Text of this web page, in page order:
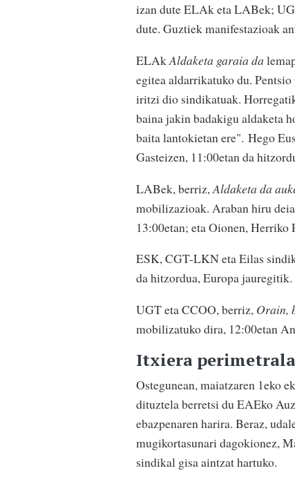
izan dute ELAk eta LABek;
dute. Guztiek manifestazioak
ELAkAldaketa garaia da
egitea aldarrikatuko du.
iritzi dio sindikatuak.
baina jakin badakigu aldaketa
baita lantokietan ere". Hego
Gasteizen, 11:00etan da
LABek, berriz, Aldaketa da
mobilizazioak. Araban hiru
13:00etan; eta Oionen, Herriko
ESK, CGT-LKN eta Eilas
da hitzordua, Europa jauregitik.
UGT eta CCOO, berriz, Orain,
mobilizatuko dira, 12:00etan
Itxiera perimetrala
Ostegunean, maiatzaren 1eko
dituztela berretsi du EAEko
ebazpenaren harira. Beraz,
mugikortasunari dagokionez,
sindikal gisa aintzat hartuko.